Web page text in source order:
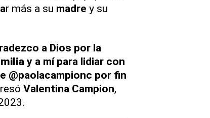
r más a su madre y su
a Dios por la
y a mí para lidiar con
@paolacampionc por fin
Valentina Campion,